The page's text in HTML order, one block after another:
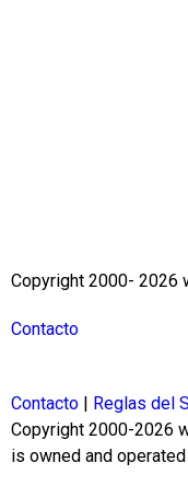
Contacto|Reglas del
Copyright 2000-2026